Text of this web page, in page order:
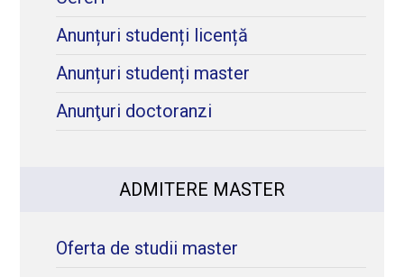
Anunțuri studenți licență
Anunțuri studenți master
Anunţuri doctoranzi
ADMITERE MASTER
Oferta de studii master